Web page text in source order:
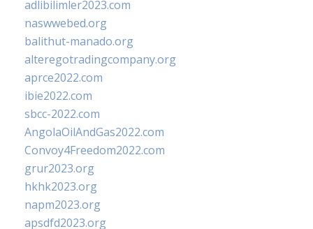
adlibilimler2023.com
naswwebed.org
balithut-manado.org
alteregotradingcompany.org
aprce2022.com
ibie2022.com
sbcc-2022.com
AngolaOilAndGas2022.com
Convoy4Freedom2022.com
grur2023.org
hkhk2023.org
napm2023.org
apsdfd2023.org